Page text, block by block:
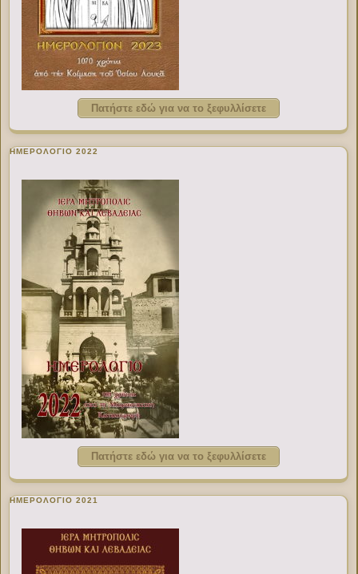
Πατήστε εδώ για να το ξεφυλλίσετε
ΗΜΕΡΟΛΟΓΙΟ 2022
Πατήστε εδώ για να το ξεφυλλίσετε
ΗΜΕΡΟΛΟΓΙΟ 2021